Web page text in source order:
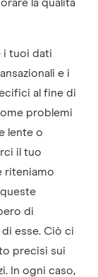
la qualità
i tuoi dati
e i
al fine di
problemi
lente o
il tuo
riteniamo
di
esse. Ciò ci
precisi sui
In ogni caso,